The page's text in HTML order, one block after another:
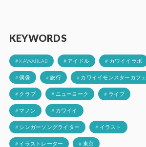
KEYWORDS
# KAWAIILAB # アイドル # カワイイラボ
# 偶像 # 旅行 # カワイイモンスターカフェ
# クラブ # ニューヨーク # ライブ
# マノン # カワイイ
# シンガーソングライター # イラスト
# イラストレーター # 東京